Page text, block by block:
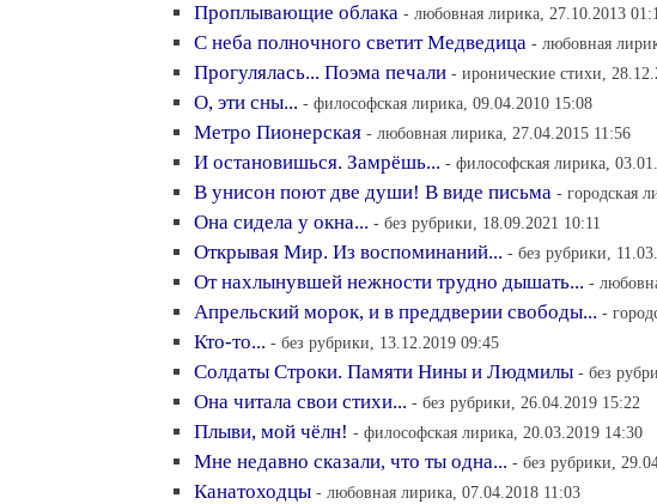
Проплывающие облака - любовная лирика, 27.10.2013
С неба полночного светит Медведица - любовная
Прогулялась... Поэма печали - иронические стихи,
О, эти сны... - философская лирика, 09.04.2010 15:08
Метро Пионерская - любовная лирика, 27.04.2015 11:56
И остановишься. Замрёшь... - философская лирика,
В унисон поют две души! В виде письма - городская
Она сидела у окна... - без рубрики, 18.09.2021 10:11
Открывая Мир. Из воспоминаний... - без рубрики,
От нахлынувшей нежности трудно дышать... -
Апрельский морок, и в преддверии свободы... -
Кто-то... - без рубрики, 13.12.2019 09:45
Солдаты Строки. Памяти Нины и Людмилы - без
Она читала свои стихи... - без рубрики, 26.04.2019 15:22
Плыви, мой чёлн! - философская лирика, 20.03.2019 14:30
Мне недавно сказали, что ты одна... - без рубрики,
Канатоходцы - любовная лирика, 07.04.2018 11:03